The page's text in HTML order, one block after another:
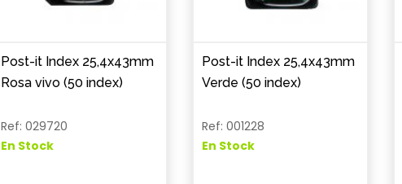
Post-it Index 25,4x43mm
Rosa vivo (50 index)
Ref: 029720
En Stock
Post-it Index 25,4x43mm
Verde (50 index)
Ref: 001228
En Stock